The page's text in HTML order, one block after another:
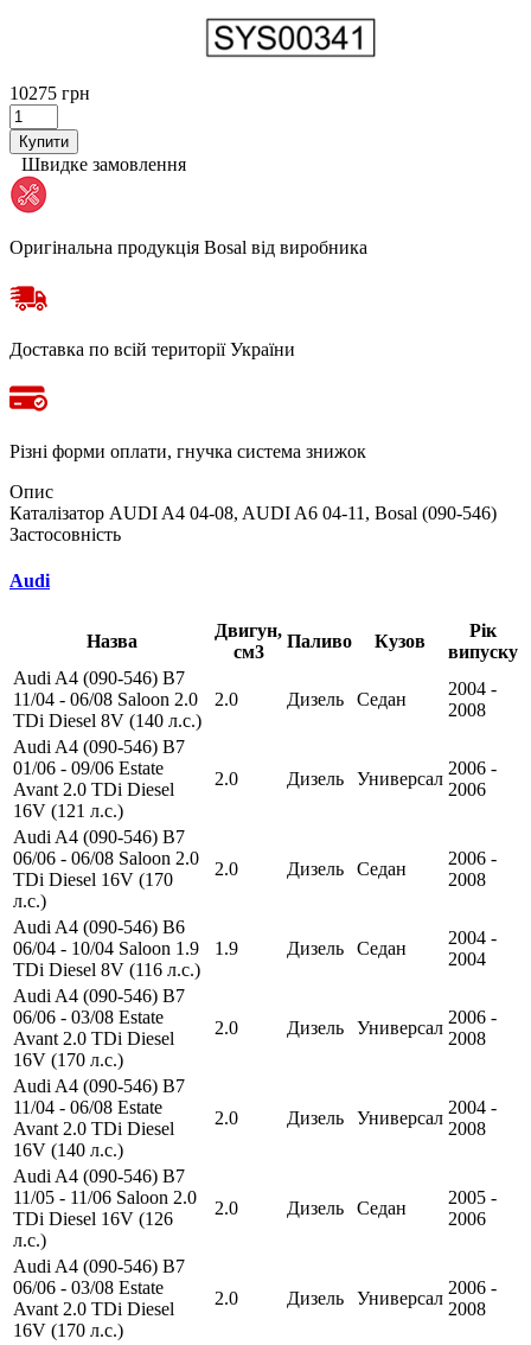
10275 грн
Купити
Швидке замовлення
Оригінальна продукція Bosal від виробника
Доставка по всій території України
Різні форми оплати, гнучка система знижок
Опис
Каталізатор AUDI A4 04-08, AUDI A6 04-11, Bosal (090-546)
Застосовність
Audi
Назва
Двигун,
см3
Паливо Кузов
Рік
випуску
Audi A4 (090-546) B7
11/04 - 06/08 Saloon 2.0
TDi Diesel 8V (140 л.с.)
2.0 Дизель Седан
2004 -
2008
Audi A4 (090-546) B7
01/06 - 09/06 Estate
Avant 2.0 TDi Diesel
16V (121 л.с.)
2.0 Дизель Универсал
2006 -
2006
Audi A4 (090-546) B7
06/06 - 06/08 Saloon 2.0
TDi Diesel 16V (170
л.с.)
2.0 Дизель Седан
2006 -
2008
Audi A4 (090-546) B6
06/04 - 10/04 Saloon 1.9
TDi Diesel 8V (116 л.с.)
1.9 Дизель Седан
2004 -
2004
Audi A4 (090-546) B7
06/06 - 03/08 Estate
Avant 2.0 TDi Diesel
16V (170 л.с.)
2.0 Дизель Универсал
2006 -
2008
Audi A4 (090-546) B7
11/04 - 06/08 Estate
Avant 2.0 TDi Diesel
16V (140 л.с.)
2.0 Дизель Универсал
2004 -
2008
Audi A4 (090-546) B7
11/05 - 11/06 Saloon 2.0
TDi Diesel 16V (126
л.с.)
2.0 Дизель Седан
2005 -
2006
Audi A4 (090-546) B7
06/06 - 03/08 Estate
Avant 2.0 TDi Diesel
16V (170 л.с.)
2.0 Дизель Универсал
2006 -
2008